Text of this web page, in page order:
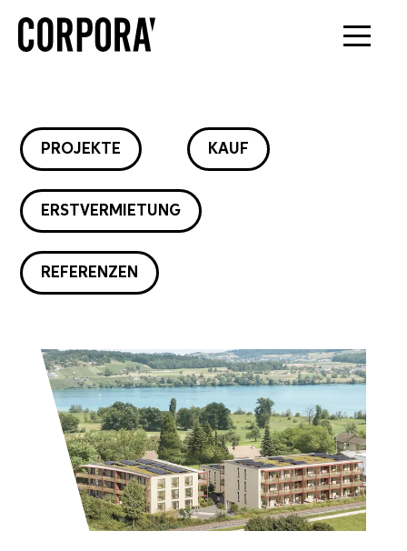
PROJEKTE KAUF
ERSTVERMIETUNG
REFERENZEN